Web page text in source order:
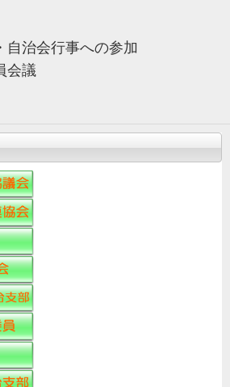
治会行事への参加
議